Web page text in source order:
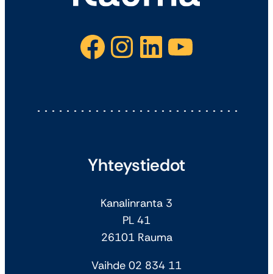
Facebook Instagram LinkedIn YouTube
Yhteystiedot
Kanalinranta 3
PL 41
26101 Rauma
Vaihde 02 834 11